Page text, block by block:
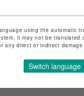
using the automatic
it may not be
any direct or indirect
Switch language